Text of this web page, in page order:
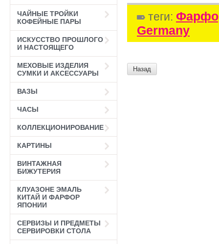
ЧАЙНЫЕ ТРОЙКИ
КОФЕЙНЫЕ ПАРЫ
ИСКУССТВО ПРОШЛОГО
И НАСТОЯЩЕГО
МЕХОВЫЕ ИЗДЕЛИЯ
СУМКИ И АКСЕССУАРЫ
ВАЗЫ
ЧАСЫ
КОЛЛЕКЦИОНИРОВАНИЕ
КАРТИНЫ
ВИНТАЖНАЯ
БИЖУТЕРИЯ
КЛУАЗОНЕ ЭМАЛЬ
КИТАЙ И ФАРФОР
ЯПОНИИ
СЕРВИЗЫ И ПРЕДМЕТЫ
СЕРВИРОВКИ СТОЛА
теги:
Germany
Назад